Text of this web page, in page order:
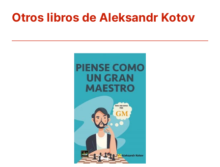
Otros libros de Aleksandr Kotov